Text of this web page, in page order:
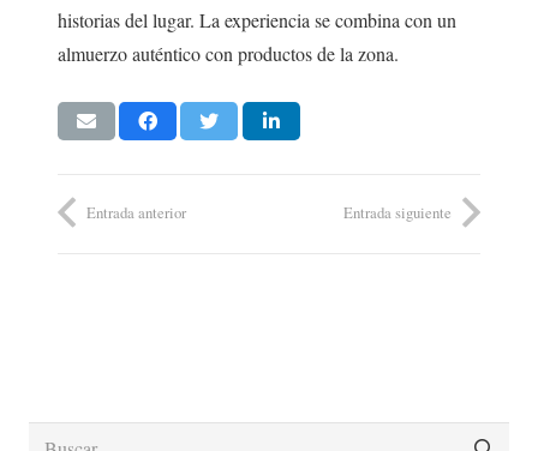
historias del lugar. La experiencia se combina con un
almuerzo auténtico con productos de la zona.
Entrada anterior Entrada siguiente
Buscar: